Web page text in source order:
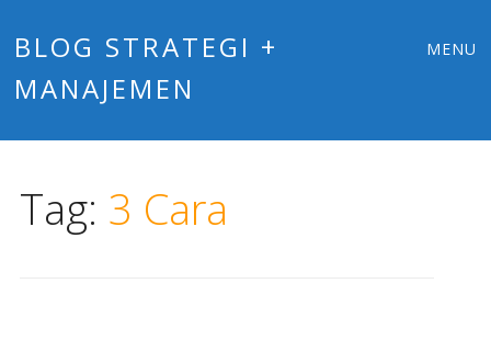
BLOG STRATEGI +
MANAJEMEN
MENU
Tag: 3 Cara